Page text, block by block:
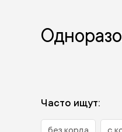
Часто ищут: